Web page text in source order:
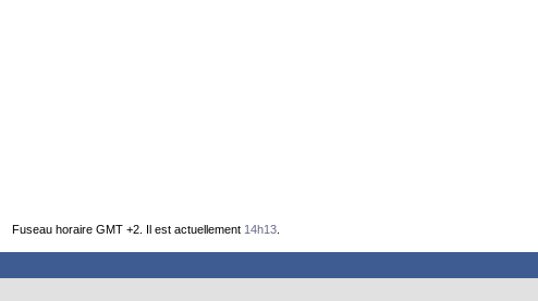
Fuseau horaire GMT +2. Il est actuellement 14h13